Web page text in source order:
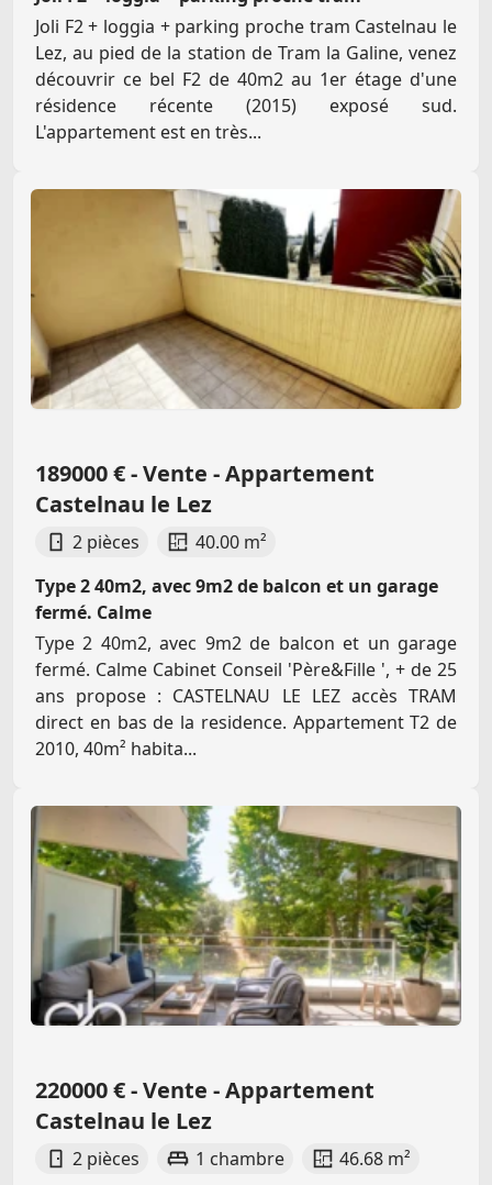
Joli F2 + loggia + parking proche tram Castelnau le
Lez, au pied de la station de Tram la Galine, venez
découvrir ce bel F2 de 40m2 au 1er étage d'une
résidence récente (2015) exposé sud.
L'appartement est en très...
189000 € - Vente - Appartement
Castelnau le Lez
2 pièces
40.00 m²
Type 2 40m2, avec 9m2 de balcon et un garage
fermé. Calme
Type 2 40m2, avec 9m2 de balcon et un garage
fermé. Calme Cabinet Conseil 'Père&Fille ', + de 25
ans propose : CASTELNAU LE LEZ accès TRAM
direct en bas de la residence. Appartement T2 de
2010, 40m² habita...
220000 € - Vente - Appartement
Castelnau le Lez
2 pièces 1 chambre
46.68 m²